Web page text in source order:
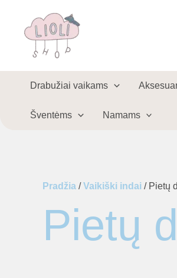
Drabužiai vaikams
Šventėms Namams
Pradžia /Vaikiški indai / Pietų
Pietų